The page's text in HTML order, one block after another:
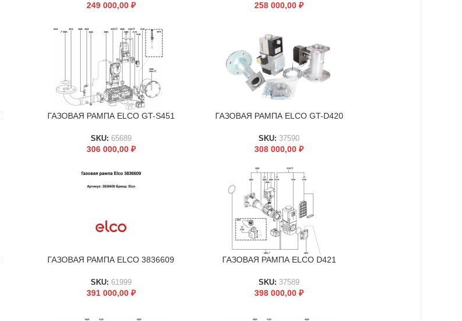
249 000,00 ₽ 258 000,00₽
В КОРЗИНУ
ГАЗОВАЯ РАМПА ELCO GT-S451
SKU: 65689
306 000,00 ₽
В КОРЗИНУ
ГАЗОВАЯ РАМПА ELCO GT-D420
SKU: 37590
308 000,00₽
В КОРЗИНУ
ГАЗОВАЯ РАМПА ELCO 3836609
SKU: 61999
391 000,00 ₽
В КОРЗИНУ
ГАЗОВАЯ РАМПА ELCO D421
SKU: 37589
398 000,00₽